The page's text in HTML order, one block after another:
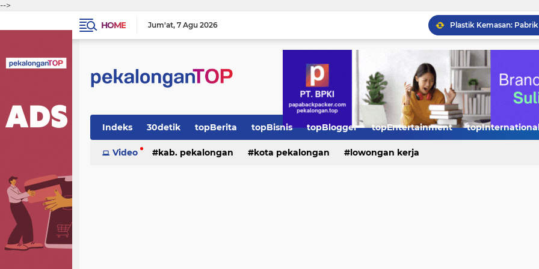
-->
HOME
Jum'at 7 Agu 2026
Pentingnya Kursus
Kategori Produk yang
Penggunaan Genset di
Perbedaan Finis
Indeks 30detik topBerita topBisnis topBlogger topEntertainment
Video kab. pekalongan kota pekalongan lowongan kerja